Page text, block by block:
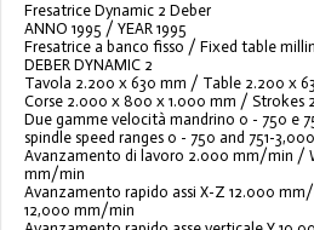
Fresatrice Dynamic 2 Deber
ANNO 1995 / YEAR 1995
Fresatrice a banco fisso / Fixed table
DEBER DYNAMIC 2
Tavola 2.200 x 630 mm / Table 2.200 x
Corse 2.000 x 800 x 1.000 mm / Strokes
Due gamme velocità mandrino 0 - 750 e
spindle speed ranges 0 - 750 and 751-
Avanzamento di lavoro 2.000 mm/min /
mm/min
Avanzamento rapido assi X-Z 12.000
12,000 mm/min